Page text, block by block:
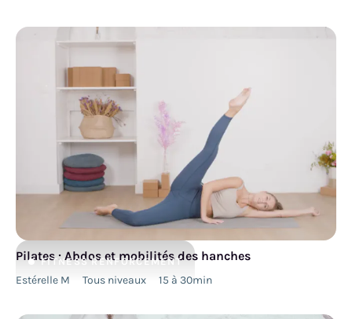
FITNESS RENFORCEMENT
Pilates : Abdos et mobilités des hanches
Estérelle M Tous niveaux 15 à 30min